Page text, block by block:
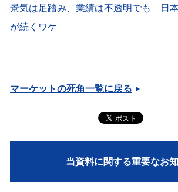
景気は足踏み、業績は不透明でも 日本
が続くワケ
マーケットの死角一覧に戻る
当資料に関する重要なお